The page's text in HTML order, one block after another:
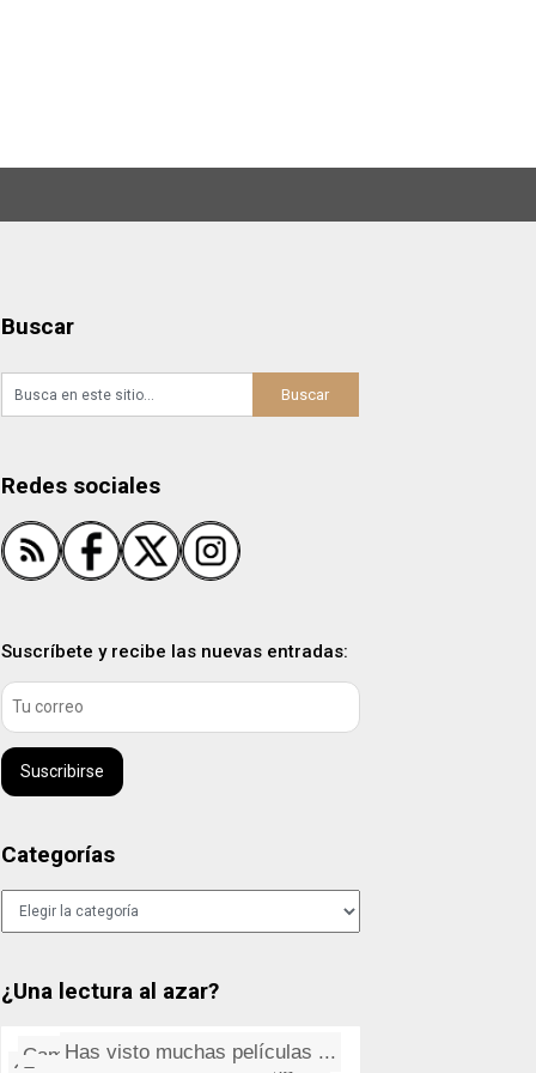
Buscar
Redes sociales
Suscríbete y recibe las nuevas entradas:
Suscribirse
Categorías
Categorías
¿Una lectura al azar?
Cambiar el formato por defecto...
Has visto muchas pelí­culas ...